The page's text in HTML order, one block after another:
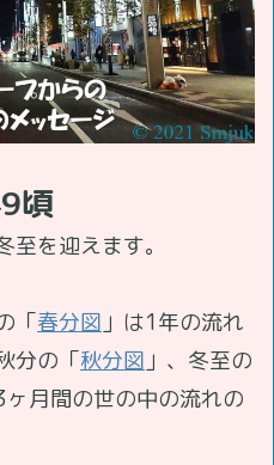
頃
を迎えます。
「春分図 」は1年の流れ
分の「秋分図 」、冬至の
ヶ月間の世の中の流れの